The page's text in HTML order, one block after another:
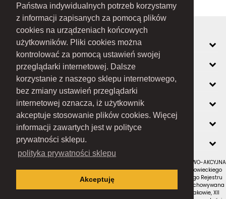
Państwa indywidualnych potrzeb korzystamy
z informacji zapisanych za pomocą plików
cookies na urządzeniach końcowych
użytkowników. Pliki cookies można
kontrolować za pomocą ustawień swojej
przeglądarki internetowej. Dalsze
korzystanie z naszego sklepu internetowego,
bez zmiany ustawień przeglądarki
internetowej oznacza, iż użytkownik
akceptuje stosowanie plików cookies. Więcej
informacji zawartych jest w polityce
prywatności sklepu.
polityka prywatności sklepu
Akceptuję
MOJE KONTO
INFORMACJE
O FIRMIE
ZOBACZ RÓWNIEŻ
KONTAKT
NEWSLETTER
RAMEX SPÓŁKA Z OGRANICZONĄ ODPOWIEDZIALNOŚCIĄ SPÓŁKA KOMANDYTOWO-AKCYJNA
z siedzibą w Nowym Sączu (adres siedziby i adres do doręczeń: ul. Wiśniowieckiego
123 C, 33-300 Nowy Sącz); wpisana do Rejestru Przedsiębiorców Krajowego Rejestru
Sądowego pod numerem KRS 0000434051; sąd rejestrowy, w którym przechowywana
jest dokumentacja spółki: Sąd Rejonowy dla Krakowa-Śródmieścia w Krakowie, XII